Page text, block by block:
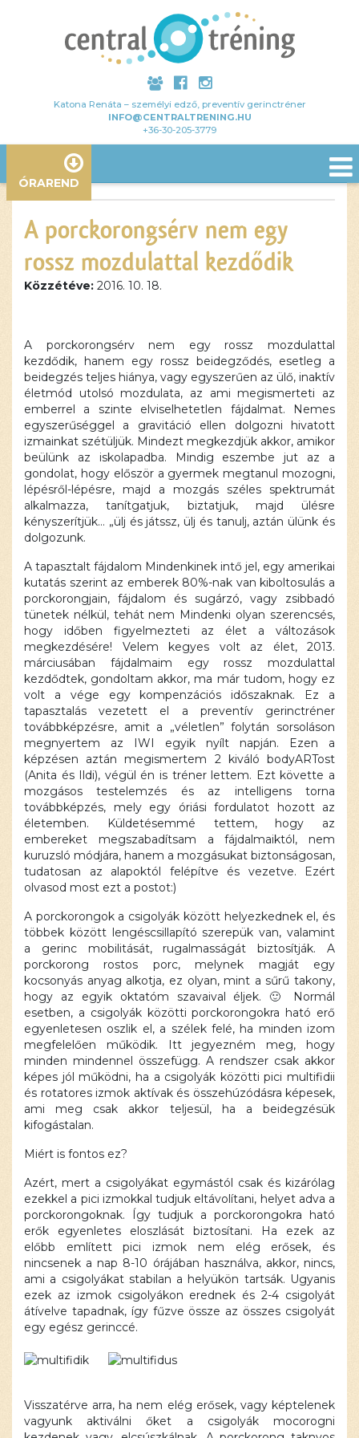
Katona Renáta – személyi edző, preventív gerinctréner
INFO@CENTRALTRENING.HU
+36-30-205-3779
ÓRAREND
A porckorongsérv nem egy
rossz mozdulattal kezdődik
Közzétéve: 2016. 10. 18.
tartalom
blokkolva
van, amíg
el nem
fogadod a
szükséges
sütiket.
Elfogadom
és
betöltöm
A porckorongsérv nem egy rossz mozdulattal
kezdődik, hanem egy rossz beidegződés, esetleg a
beidegzés teljes hiánya, vagy egyszerűen az ülő, inaktív
életmód utolsó mozdulata, az ami megismerteti az
emberrel a szinte elviselhetetlen fájdalmat. Nemes
egyszerűséggel a gravitáció ellen dolgozni hivatott
izmainkat szétüljük. Mindezt megkezdjük akkor, amikor
beülünk az iskolapadba. Mindig eszembe jut az a
gondolat, hogy először a gyermek megtanul mozogni,
lépésről-lépésre, majd a mozgás széles spektrumát
alkalmazza, tanítgatjuk, biztatjuk, majd ülésre
kényszerítjük… „ülj és játssz, ülj és tanulj, aztán ülünk és
dolgozunk.
A tapasztalt fájdalom Mindenkinek intő jel, egy amerikai
kutatás szerint az emberek 80%-nak van kiboltosulás a
porckorongjain, fájdalom és sugárzó, vagy zsibbadó
tünetek nélkül, tehát nem Mindenki olyan szerencsés,
hogy időben figyelmezteti az élet a változások
megkezdésére! Velem kegyes volt az élet, 2013.
márciusában fájdalmaim egy rossz mozdulattal
kezdődtek, gondoltam akkor, ma már tudom, hogy ez
volt a vége egy kompenzációs időszaknak. Ez a
tapasztalás vezetett el a preventív gerinctréner
továbbképzésre, amit a „véletlen” folytán sorsoláson
megnyertem az IWI egyik nyílt napján. Ezen a
képzésen aztán megismertem 2 kiváló bodyARTost
(Anita és Ildi), végül én is tréner lettem. Ezt követte a
mozgásos testelemzés és az intelligens torna
továbbképzés, mely egy óriási fordulatot hozott az
életemben. Küldetésemmé tettem, hogy az
embereket megszabadítsam a fájdalmaiktól, nem
kuruzsló módjára, hanem a mozgásukat biztonságosan,
tudatosan az alapoktól felépítve és vezetve. Ezért
olvasod most ezt a postot:)
A porckorongok a csigolyák között helyezkednek el, és
többek között lengéscsillapító szerepük van, valamint
a gerinc mobilitását, rugalmasságát biztosítják. A
porckorong rostos porc, melynek magját egy
kocsonyás anyag alkotja, ez olyan, mint a sűrű takony,
hogy az egyik oktatóm szavaival éljek. 🙂 Normál
esetben, a csigolyák közötti porckorongokra ható erő
egyenletesen oszlik el, a szélek felé, ha minden izom
megfelelően működik. Itt jegyezném meg, hogy
minden mindennel összefügg. A rendszer csak akkor
képes jól működni, ha a csigolyák közötti pici multifidii
és rotatores izmok aktívak és összehúzódásra képesek,
ami meg csak akkor teljesül, ha a beidegzésük
kifogástalan.
Miért is fontos ez?
Azért, mert a csigolyákat egymástól csak és kizárólag
ezekkel a pici izmokkal tudjuk eltávolítani, helyet adva a
porckorongoknak. Így tudjuk a porckorongokra ható
erők egyenletes eloszlását biztosítani. Ha ezek az
előbb említett pici izmok nem elég erősek, és
nincsenek a nap 8-10 órájában használva, akkor, nincs,
ami a csigolyákat stabilan a helyükön tartsák. Ugyanis
ezek az izmok csigolyákon erednek és 2-4 csigolyát
átívelve tapadnak, így fűzve össze az összes csigolyát
egy egész gerinccé.
Visszatérve arra, ha nem elég erősek, vagy képtelenek
vagyunk aktiválni őket a csigolyák mocorogni